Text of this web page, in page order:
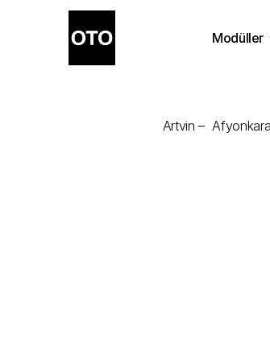
Artvin –
Modüller